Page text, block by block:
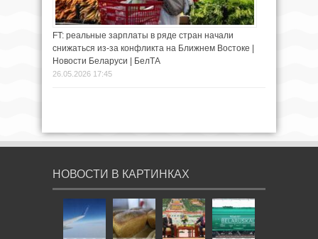
FT: реальные зарплаты в ряде стран начали
снижаться из-за конфликта на Ближнем Востоке |
Новости Беларуси | БелТА
26.05.2026 17:45
НОВОСТИ В КАРТИНКАХ